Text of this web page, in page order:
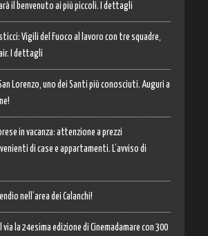
il benvenuto ai più piccoli. I dettagli
Vigili del Fuoco al lavoro con tre squadre,
I dettagli
Lorenzo, uno dei Santi più conosciuti. Auguri a
in vacanza: attenzione a prezzi
di case e appartamenti. L’avviso di
nell’area dei Calanchi!
via la 24esima edizione di Cinemadamare con 300